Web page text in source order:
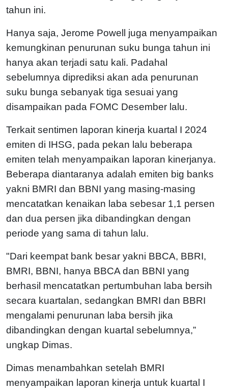
tahun ini.
Hanya saja, Jerome Powell juga menyampaikan
kemungkinan penurunan suku bunga tahun ini
hanya akan terjadi satu kali. Padahal
sebelumnya diprediksi akan ada penurunan
suku bunga sebanyak tiga sesuai yang
disampaikan pada FOMC Desember lalu.
Terkait sentimen laporan kinerja kuartal I 2024
emiten di IHSG, pada pekan lalu beberapa
emiten telah menyampaikan laporan kinerjanya.
Beberapa diantaranya adalah emiten big banks
yakni BMRI dan BBNI yang masing-masing
mencatatkan kenaikan laba sebesar 1,1 persen
dan dua persen jika dibandingkan dengan
periode yang sama di tahun lalu.
"Dari keempat bank besar yakni BBCA, BBRI,
BMRI, BBNI, hanya BBCA dan BBNI yang
berhasil mencatatkan pertumbuhan laba bersih
secara kuartalan, sedangkan BMRI dan BBRI
mengalami penurunan laba bersih jika
dibandingkan dengan kuartal sebelumnya,”
ungkap Dimas.
Dimas menambahkan setelah BMRI
menyampaikan laporan kinerja untuk kuartal I